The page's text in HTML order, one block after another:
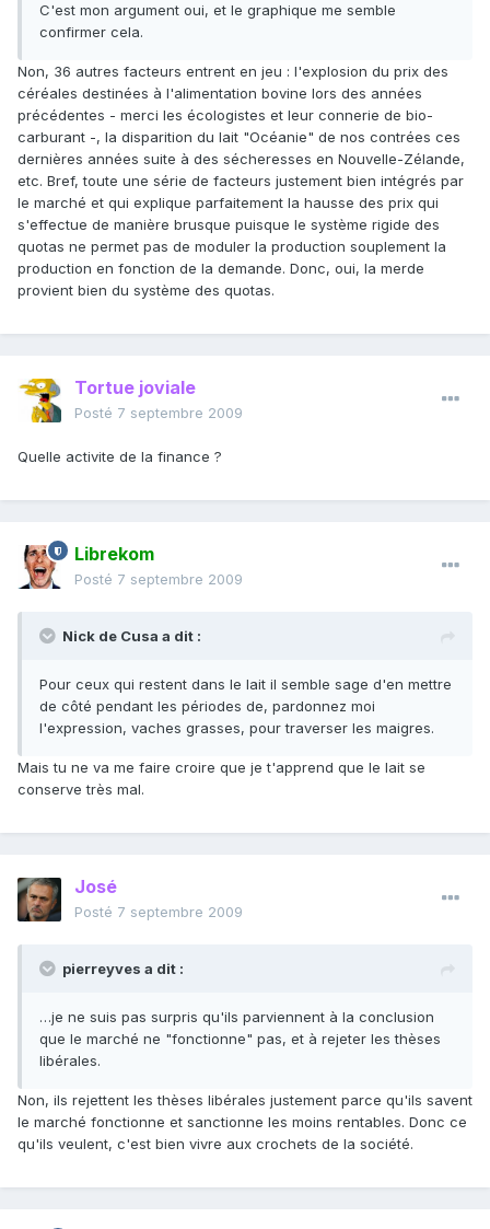
C'est mon argument oui, et le graphique me semble
confirmer cela.
Non, 36 autres facteurs entrent en jeu : l'explosion du prix des
céréales destinées à l'alimentation bovine lors des années
précédentes - merci les écologistes et leur connerie de bio-
carburant -, la disparition du lait "Océanie" de nos contrées ces
dernières années suite à des sécheresses en Nouvelle-Zélande,
etc. Bref, toute une série de facteurs justement bien intégrés par
le marché et qui explique parfaitement la hausse des prix qui
s'effectue de manière brusque puisque le système rigide des
quotas ne permet pas de moduler la production souplement la
production en fonction de la demande. Donc, oui, la merde
provient bien du système des quotas.
Tortue joviale
Posté 7 septembre 2009
Quelle activite de la finance ?
Librekom
Posté 7 septembre 2009
Nick de Cusa a dit :
Pour ceux qui restent dans le lait il semble sage d'en mettre
de côté pendant les périodes de, pardonnez moi
l'expression, vaches grasses, pour traverser les maigres.
Mais tu ne va me faire croire que je t'apprend que le lait se
conserve très mal.
José
Posté 7 septembre 2009
pierreyves a dit :
…je ne suis pas surpris qu'ils parviennent à la conclusion
que le marché ne "fonctionne" pas, et à rejeter les thèses
libérales.
Non, ils rejettent les thèses libérales justement parce qu'ils savent
le marché fonctionne et sanctionne les moins rentables. Donc ce
qu'ils veulent, c'est bien vivre aux crochets de la société.